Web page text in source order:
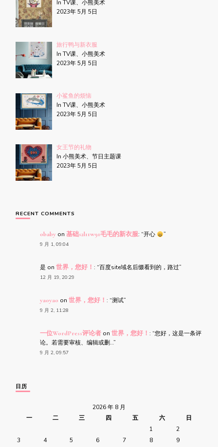
In TV课、小熊美术
2023年 5月 5日
旅行鸭与新衣服
In TV课、小熊美术
2023年 5月 5日
小鲨鱼的烦恼
In TV课、小熊美术
2023年 5月 5日
女王节的礼物
In 小熊美术、节日主题课
2023年 5月 5日
RECENT COMMENTS
obaby on 基础s2l11w91毛毛的新衣服: “开心 ”
9 月 1, 09:04
是 on 世界，您好！ : “百度site域名后缀看到的，路过”
12 月 19, 20:29
yaoyao on 世界，您好！ : “测试”
9 月 2, 11:28
一位WordPress评论者 on 世界，您好！ : “您好，这是一条评
论。若需要审核、编辑或删…”
9 月 2, 09:57
日历
2026 年 8 月
一
二 三 四 五 六
日
1
2
3
4 5 6 7 8
9